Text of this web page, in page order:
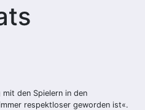
den Spielern in den
respektloser geworden ist«.